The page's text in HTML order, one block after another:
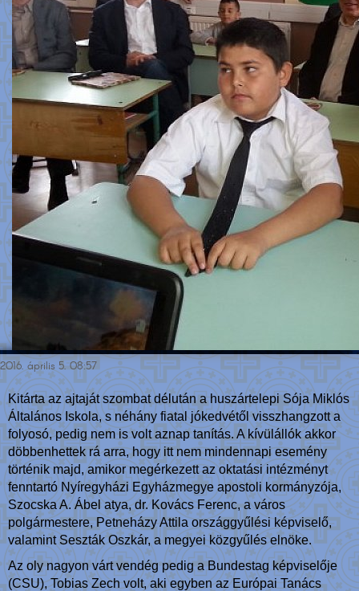
2016. április 5. 08:57
Kitárta az ajtaját szombat délután a huszártelepi Sója Miklós
Általános Iskola, s néhány fiatal jókedvétől visszhangzott a
folyosó, pedig nem is volt aznap tanítás. A kívülállók akkor
döbbenhettek rá arra, hogy itt nem mindennapi esemény
történik majd, amikor megérkezett az oktatási intézményt
fenntartó Nyíregyházi Egyházmegye apostoli kormányzója,
Szocska A. Ábel atya, dr. Kovács Ferenc, a város
polgármestere, Petneházy Attila országgyűlési képviselő,
valamint Seszták Oszkár, a megyei közgyűlés elnöke.
Az oly nagyon várt vendég pedig a Bundestag képviselője
(CSU), Tobias Zech volt, aki egyben az Európai Tanács